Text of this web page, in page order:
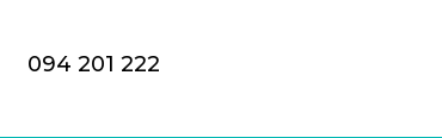
094 201 222